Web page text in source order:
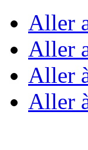
Aller
Aller
Aller
Aller